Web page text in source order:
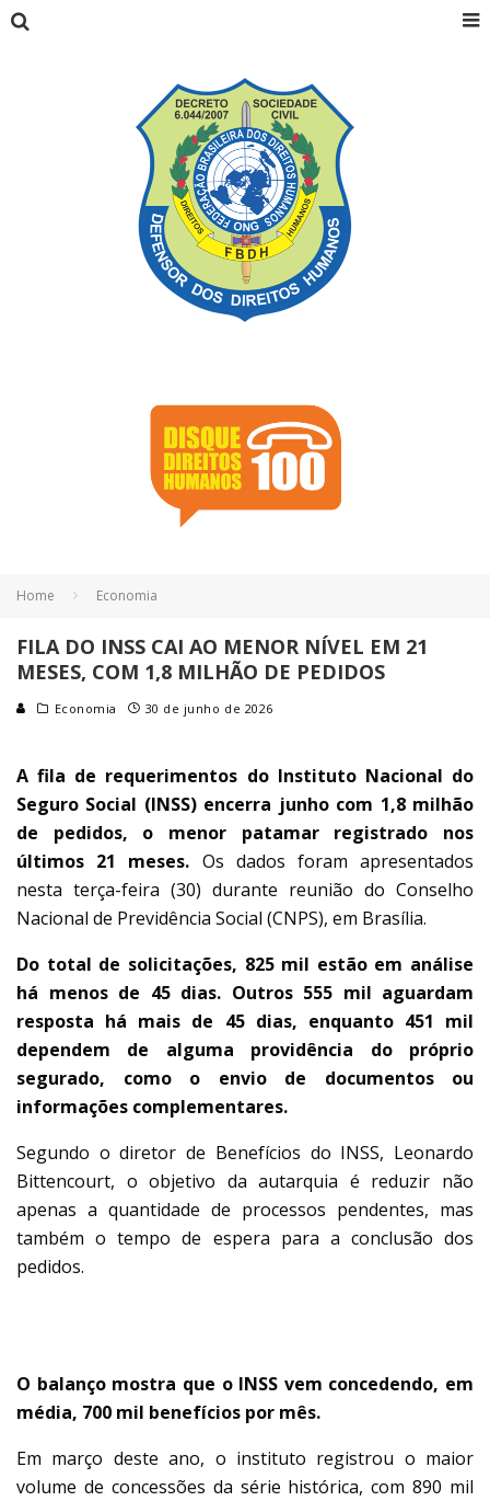
Home Economia
FILA DO INSS CAI AO MENOR NÍVEL EM 21
MESES, COM 1,8 MILHÃO DE PEDIDOS
Economia 30 de junho de 2026
A fila de requerimentos do Instituto Nacional do
Seguro Social (INSS) encerra junho com 1,8 milhão
de pedidos, o menor patamar registrado nos
últimos 21 meses. Os dados foram apresentados
nesta terça-feira (30) durante reunião do Conselho
Nacional de Previdência Social (CNPS), em Brasília.
Do total de solicitações, 825 mil estão em análise
há menos de 45 dias. Outros 555 mil aguardam
resposta há mais de 45 dias, enquanto 451 mil
dependem de alguma providência do próprio
segurado, como o envio de documentos ou
informações complementares.
Segundo o diretor de Benefícios do INSS, Leonardo
Bittencourt, o objetivo da autarquia é reduzir não
apenas a quantidade de processos pendentes, mas
também o tempo de espera para a conclusão dos
pedidos.
O balanço mostra que o INSS vem concedendo, em
média, 700 mil benefícios por mês.
Em março deste ano, o instituto registrou o maior
volume de concessões da série histórica, com 890 mil